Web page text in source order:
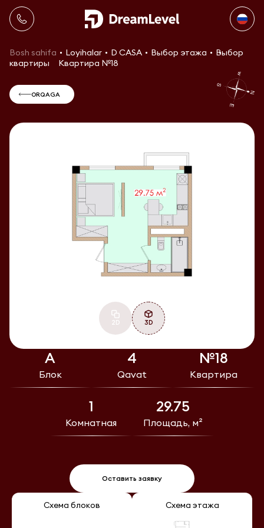
Bosh sahifa Loyihalar D CASA Выбор этажа
Выбор
квартиры
Квартира №18
А
Блок
4
Qavat
№18
Квартира
1
Комнатная
29.75
Площадь, м²
Оставить заявку
2D 3D
Схема блоков Схема этажа
ORQAGA